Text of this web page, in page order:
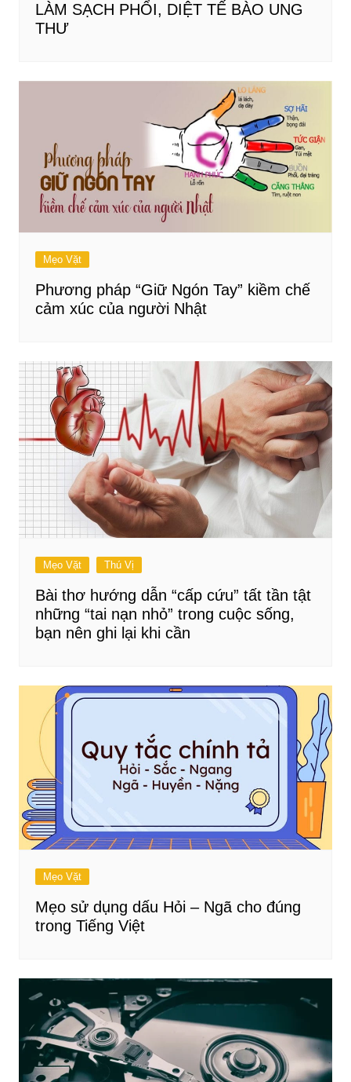
LÀM SẠCH PHỔI, DIỆT TẾ BÀO UNG
THƯ
Mẹo Vặt
Phương pháp “Giữ Ngón Tay” kiềm chế
cảm xúc của người Nhật
Mẹo Vặt Thú Vị
Bài thơ hướng dẫn “cấp cứu” tất tần tật
những “tai nạn nhỏ” trong cuộc sống,
bạn nên ghi lại khi cần
Mẹo Vặt
Mẹo sử dụng dấu Hỏi – Ngã cho đúng
trong Tiếng Việt